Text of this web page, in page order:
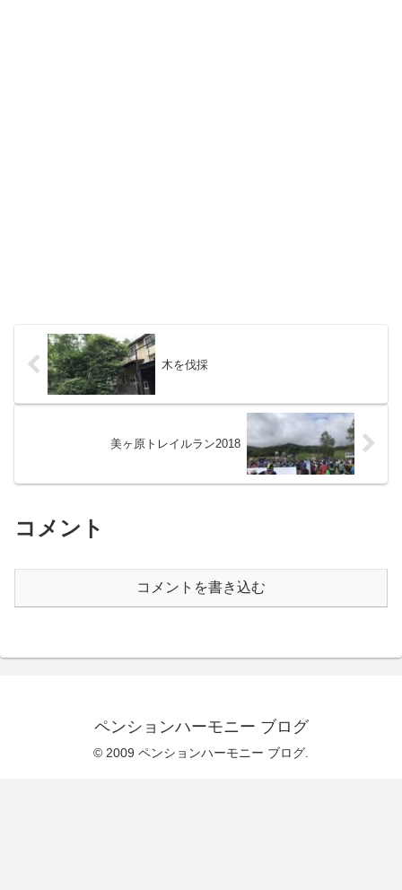
木を伐採
美ヶ原トレイルラン2018
コメント
コメントを書き込む
ペンションハーモニー ブログ
© 2009 ペンションハーモニー ブログ.